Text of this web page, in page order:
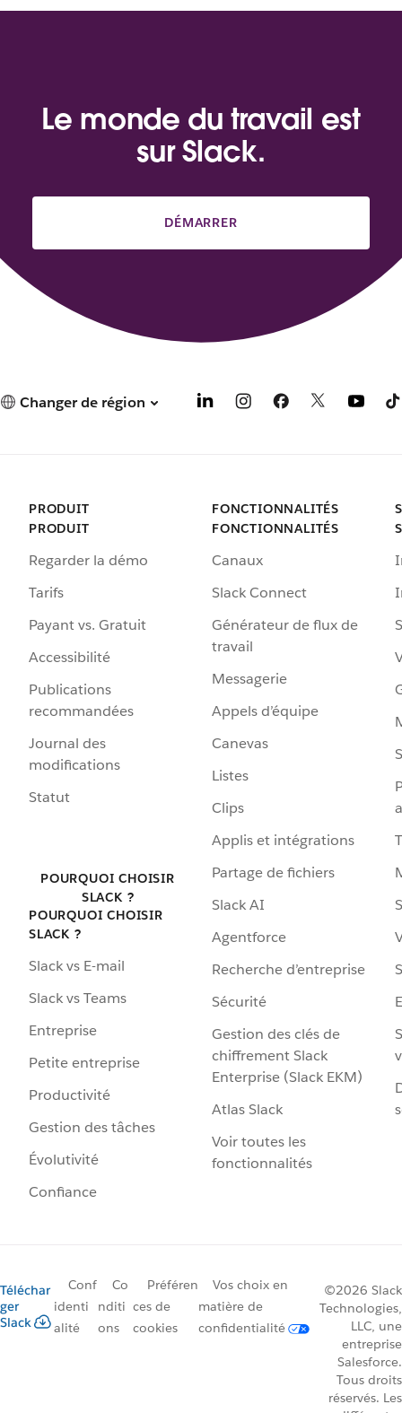
Le monde du travail est
sur Slack.
DÉMARRER
Changer de région
PRODUIT
PRODUIT
Regarder la démo
Tarifs
Payant vs. Gratuit
Accessibilité
Publications
recommandées
Journal des
modifications
Statut
POURQUOI CHOISIR
SLACK ?
POURQUOI CHOISIR
SLACK ?
Slack vs E-mail
Slack vs Teams
Entreprise
Petite entreprise
Productivité
Gestion des tâches
Évolutivité
Confiance
FONCTIONNALITÉS
FONCTIONNALITÉS
Canaux
Slack Connect
Générateur de flux de
travail
Messagerie
Appels d’équipe
Canevas
Listes
Clips
Applis et intégrations
Partage de fichiers
Slack AI
Agentforce
Recherche d’entreprise
Sécurité
Gestion des clés de
chiffrement Slack
Enterprise (Slack EKM)
Atlas Slack
Voir toutes les
fonctionnalités
Téléchar
ger
Slack
Conf
identi
alité
Co
nditi
ons
Préféren
ces de
cookies
Vos choix en
matière de
confidentialité
©2026 Slack
Technologies,
LLC, une
entreprise
Salesforce.
Tous droits
réservés. Les